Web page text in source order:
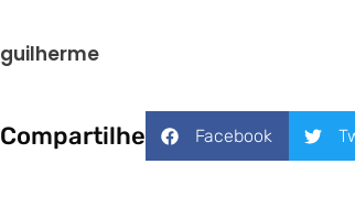
guilherme
Compartilhe Facebook